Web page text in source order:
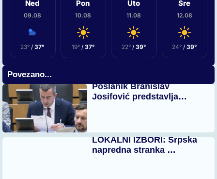
Ned
09.08
23° /37°
Pon
10.08
19°/ 37°
Uto
11.08
22°/ 39°
Sre
12.08
24°/ 39°
Povezano...
Poslanik Branislav
Josifović predstavlja…
LOKALNI IZBORI: Srpska
napredna stranka …